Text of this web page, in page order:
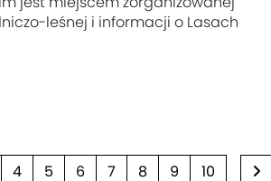
leśnej i informacji o Lasach
4 5 6 7 8 9 10